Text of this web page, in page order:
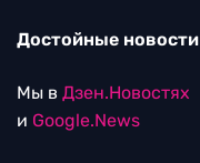
Достойные новости
Мы в Дзен.Новостях
и Google.News